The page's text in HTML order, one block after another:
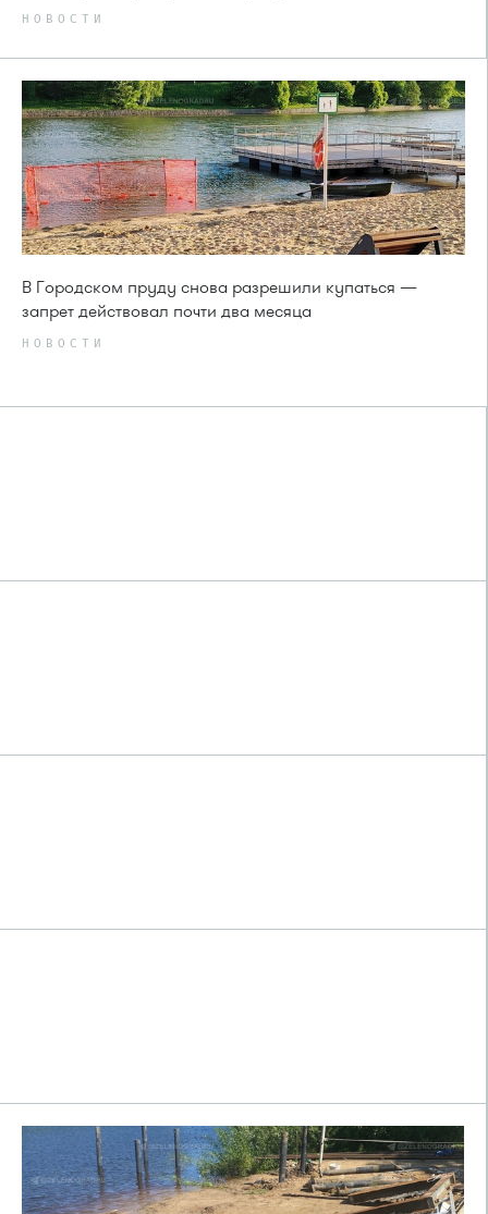
НОВОСТИ
В Городском пруду снова разрешили купаться —
запрет действовал почти два месяца
НОВОСТИ